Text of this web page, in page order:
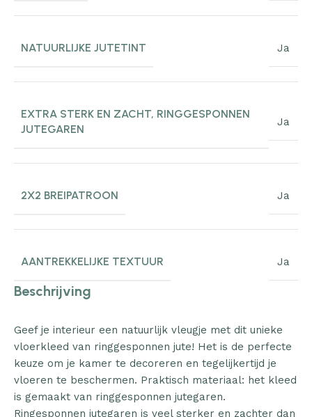
NATUURLIJKE JUTETINT Ja
EXTRA STERK EN ZACHT, RINGGESPONNEN
JUTEGAREN
Ja
2X2 BREIPATROON Ja
AANTREKKELIJKE TEXTUUR Ja
Beschrijving
Geef je interieur een natuurlijk vleugje met dit unieke
vloerkleed van ringgesponnen jute! Het is de perfecte
keuze om je kamer te decoreren en tegelijkertijd je
vloeren te beschermen. Praktisch materiaal: het kleed
is gemaakt van ringgesponnen jutegaren.
Ringesponnen jutegaren is veel sterker en zachter dan